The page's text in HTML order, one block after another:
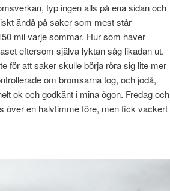
typ ingen alls på ena sidan och
ändå på saker som mest står
mil varje sommar. Hur som haver
eftersom själva lyktan såg likadan ut.
för att saker skulle börja röra sig lite mer
om bromsarna tog, och jodå,
ok och godkänt i mina ögon. Fredag och
över en halvtimme före, men fick vackert